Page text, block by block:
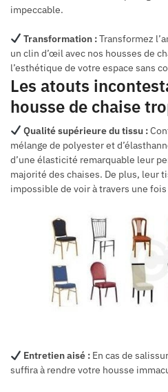
impeccable.
Transformation :Transformez
un clin d’œil avec nos housses de
l’esthétique de votre espace sans
Les atouts
housse de chaise
Qualité supérieure du tissu :
mélange de polyester et
d’une élasticité remarquable leur
majorité des chaises. De plus, leur
impossible de voir à travers une
Entretien aisé :En cas de
suffira à rendre votre housse